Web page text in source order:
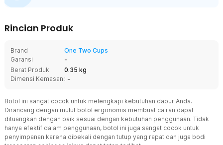
Rincian Produk
Brand
One Two Cups
Garansi
-
Berat Produk
0.35 kg
Dimensi Kemasan : -
Botol ini sangat cocok untuk melengkapi kebutuhan dapur Anda.
Dirancang dengan mulut botol ergonomis membuat cairan dapat
dituangkan dengan baik sesuai dengan kebutuhan penggunaan. Tidak
hanya efektif dalam penggunaan, botol ini juga sangat cocok untuk
penyimpanan karena dibekali dengan tutup yang rapat dan juga bodi